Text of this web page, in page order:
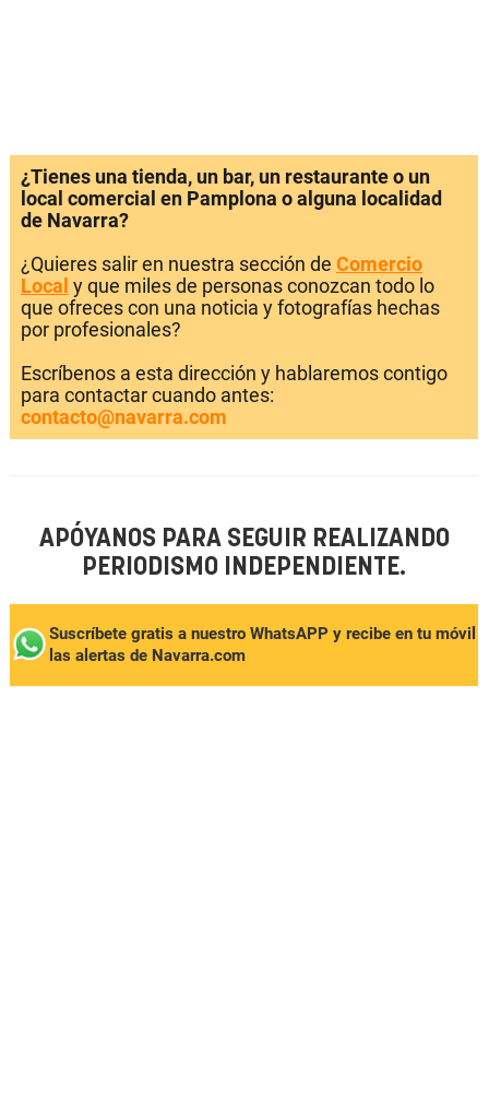
¿Tienes una tienda, un bar, un restaurante o un
local comercial en Pamplona o alguna localidad
de Navarra?
¿Quieres salir en nuestra sección de Comercio
Local y que miles de personas conozcan todo lo
que ofreces con una noticia y fotografías hechas
por profesionales?
Escríbenos a esta dirección y hablaremos contigo
para contactar cuando antes:
contacto@navarra.com
APÓYANOS PARA SEGUIR REALIZANDO
PERIODISMO INDEPENDIENTE.
Suscríbete gratis a nuestro WhatsAPP y recibe en tu móvil
las alertas de Navarra.com